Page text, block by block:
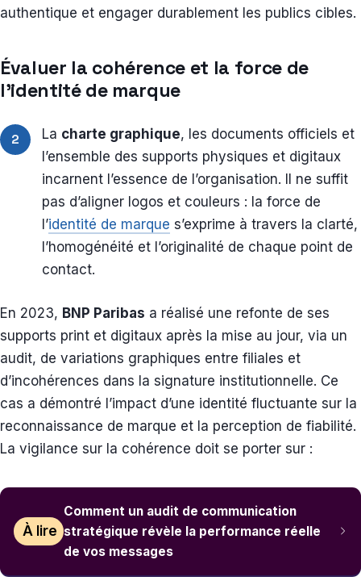
authentique et engager durablement les publics cibles.
Évaluer la cohérence et la force de
l’identité de marque
2 La charte graphique, les documents officiels et
l’ensemble des supports physiques et digitaux
incarnent l’essence de l’organisation. Il ne suffit
pas d’aligner logos et couleurs : la force de
l’identité de marque s’exprime à travers la clarté,
l’homogénéité et l’originalité de chaque point de
contact.
En 2023, BNP Paribas a réalisé une refonte de ses
supports print et digitaux après la mise au jour, via un
audit, de variations graphiques entre filiales et
d’incohérences dans la signature institutionnelle. Ce
cas a démontré l’impact d’une identité fluctuante sur la
reconnaissance de marque et la perception de fiabilité.
La vigilance sur la cohérence doit se porter sur :
À lire
Comment un audit de communication
stratégique révèle la performance réelle
de vos messages